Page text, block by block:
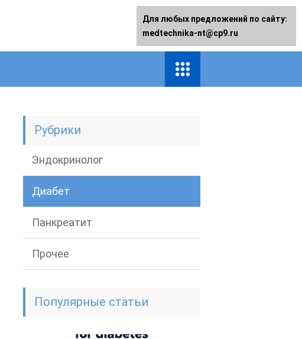
Рубрики
Эндокринолог
Диабет
Панкреатит
Прочее
Популярные статьи
Для любых предложений по сайту:
medtechnika-nt@cp9.ru